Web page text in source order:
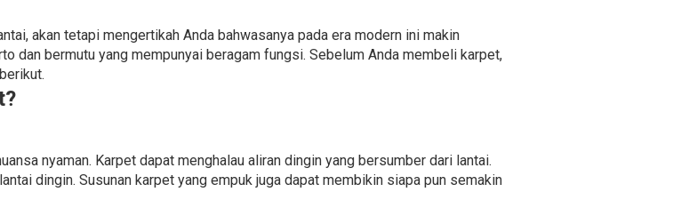
akan tetapi mengertikah Anda bahwasanya pada era modern ini makin
dan bermutu yang mempunyai beragam fungsi. Sebelum Anda membeli karpet,
nyaman. Karpet dapat menghalau aliran dingin yang bersumber dari lantai.
dingin. Susunan karpet yang empuk juga dapat membikin siapa pun semakin